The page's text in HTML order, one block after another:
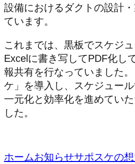
設備におけるダクトの設計
ています。
これまでは、黒板でスケジュ
Excelに書き写してPDF化し
報共有を行なっていました
ケ」を導入し、スケジュー
一元化と効率化を進めてい
した。
ホームお知らせサポスケの